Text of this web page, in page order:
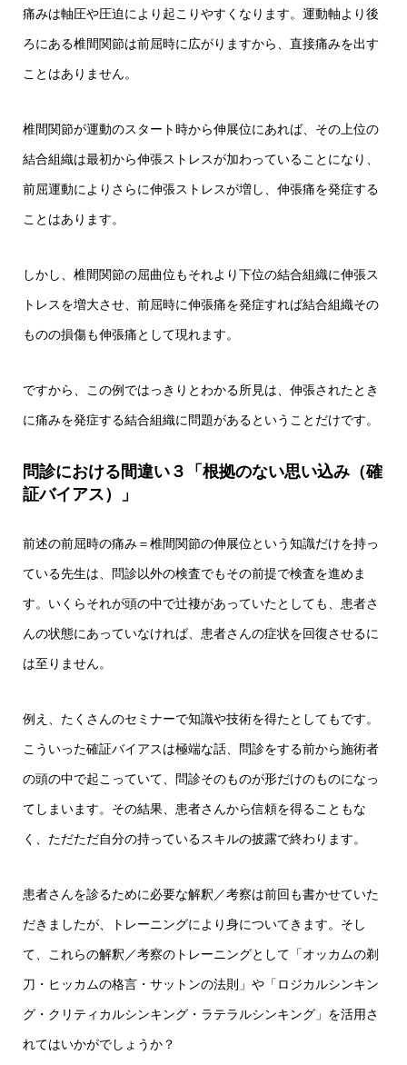
痛みは軸圧や圧迫により起こりやすくなります。運動軸より後
ろにある椎間関節は前屈時に広がりますから、直接痛みを出す
ことはありません。
椎間関節が運動のスタート時から伸展位にあれば、その上位の
結合組織は最初から伸張ストレスが加わっていることになり、
前屈運動によりさらに伸張ストレスが増し、伸張痛を発症する
ことはあります。
しかし、椎間関節の屈曲位もそれより下位の結合組織に伸張ス
トレスを増大させ、前屈時に伸張痛を発症すれば結合組織その
ものの損傷も伸張痛として現れます。
ですから、この例ではっきりとわかる所見は、伸張されたとき
に痛みを発症する結合組織に問題があるということだけです。
問診における間違い３「根拠のない思い込み（確
証バイアス）」
前述の前屈時の痛み＝椎間関節の伸展位という知識だけを持っ
ている先生は、問診以外の検査でもその前提で検査を進めま
す。いくらそれが頭の中で辻褄があっていたとしても、患者さ
んの状態にあっていなければ、患者さんの症状を回復させるに
は至りません。
例え、たくさんのセミナーで知識や技術を得たとしてもです。
こういった確証バイアスは極端な話、問診をする前から施術者
の頭の中で起こっていて、問診そのものが形だけのものになっ
てしまいます。その結果、患者さんから信頼を得ることもな
く、ただただ自分の持っているスキルの披露で終わります。
患者さんを診るために必要な解釈／考察は前回も書かせていた
だきましたが、トレーニングにより身についてきます。そし
て、これらの解釈／考察のトレーニングとして「オッカムの剃
刀・ヒッカムの格言・サットンの法則」や「ロジカルシンキン
グ・クリティカルシンキング・ラテラルシンキング」を活用さ
れてはいかがでしょうか？